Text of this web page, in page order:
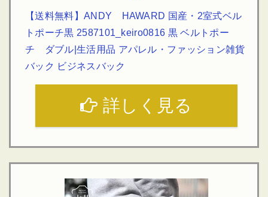
【送料無料】ANDY HAWARD 国産・2室式ベル
トポーチ黒 2587101_keiro0816 黒 ベルトポー
チ ダブル|生活用品 アパレル・ファッション雑貨
バック ビジネスバック
詳しく見る